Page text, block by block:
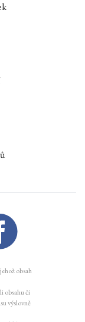
obsah
obsahu či
výslovně